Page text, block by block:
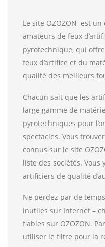
Le site OZOZON est
amateurs de feux
pyrotechnique, qui
feux d’artifice et du
qualité des meilleurs
Chacun sait que les
large gamme de
pyrotechniques pour
spectacles. Vous
connus sur le site
liste des sociétés. Vous
artificiers de qualité
Ne perdez par de
inutiles sur Internet –
fiables sur OZOZON.
utiliser le filtre pour la